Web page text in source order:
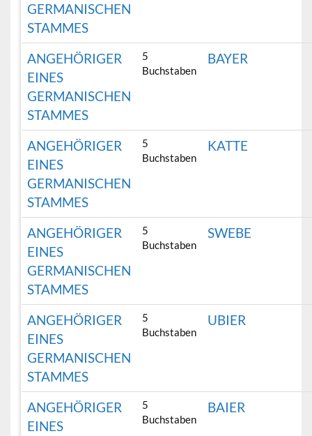
GERMANISCHEN
STAMMES
ANGEHÖRIGER
EINES
GERMANISCHEN
STAMMES
5
Buchstaben
BAYER
ANGEHÖRIGER
EINES
GERMANISCHEN
STAMMES
5
Buchstaben
KATTE
ANGEHÖRIGER
EINES
GERMANISCHEN
STAMMES
5
Buchstaben
SWEBE
ANGEHÖRIGER
EINES
GERMANISCHEN
STAMMES
5
Buchstaben
UBIER
ANGEHÖRIGER
EINES
5
Buchstaben
BAIER